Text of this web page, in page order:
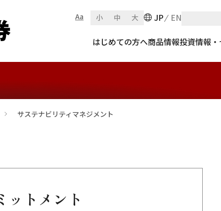
Aa 小 中 大 JP EN
はじめての方へ商品情報投資情報
リティマネジメント
>
サステナビリティマネジメント
ットメント